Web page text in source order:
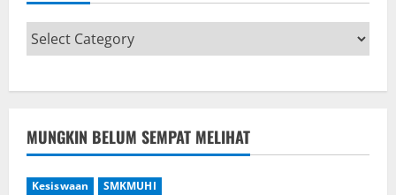
MUNGKIN BELUM SEMPAT MELIHAT
Kesiswaan SMKMUHI